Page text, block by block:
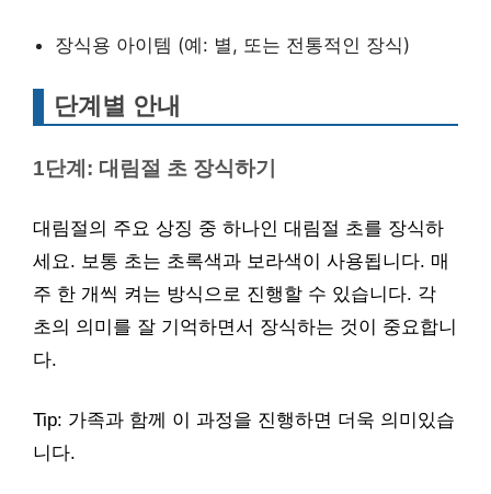
장식용 아이템 (예: 별, 또는 전통적인 장식)
단계별 안내
1단계: 대림절 초 장식하기
대림절의 주요 상징 중 하나인 대림절 초를 장식하
세요. 보통 초는 초록색과 보라색이 사용됩니다. 매
주 한 개씩 켜는 방식으로 진행할 수 있습니다. 각
초의 의미를 잘 기억하면서 장식하는 것이 중요합니
다.
Tip: 가족과 함께 이 과정을 진행하면 더욱 의미있습
니다.